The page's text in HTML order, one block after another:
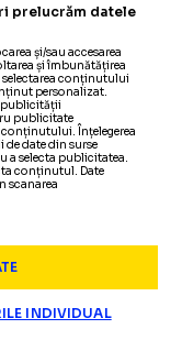
UNITED
în locul în
”
01.04.2011
Federatia Bosniei
22.03.2011
de la
prelucrăm datele
și/sau accesarea
și îmbunătățirea
conținutului
personalizat.
publicității
publicitate
Înțelegerea
date din surse
a selecta publicitatea.
conținutul. Date
scanarea
INDIVIDUAL